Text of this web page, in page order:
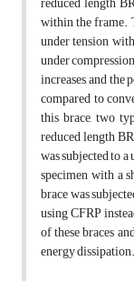
within the frame.
under tension
under
increases, and
compared to
this brace, two
reduced length
was subjected to
specimen with a
brace was
using CFRP
of these braces
energy dissipation.